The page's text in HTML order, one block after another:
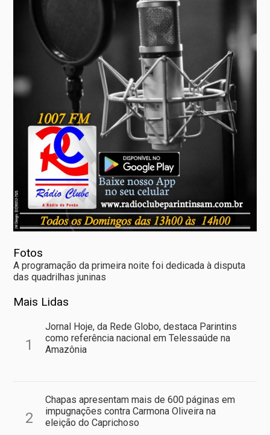
Fotos
A programação da primeira noite foi dedicada à disputa
das quadrilhas juninas
Mais Lidas
1
Jornal Hoje, da Rede Globo, destaca Parintins
como referência nacional em Telessaúde na
Amazônia
2
Chapas apresentam mais de 600 páginas em
impugnações contra Carmona Oliveira na
eleição do Caprichoso